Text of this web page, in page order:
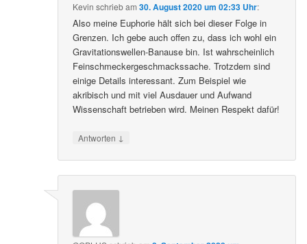
Kevin schriebam30. August 2020 um 02:33 Uhr:
Also meine Euphorie hält sich bei dieser Folge in
Grenzen. Ich gebe auch offen zu, dass ich wohl ein
Gravitationswellen-Banause bin. Ist wahrscheinlich
Feinschmeckergeschmackssache. Trotzdem sind
einige Details interessant. Zum Beispiel wie
akribisch und mit viel Ausdauer und Aufwand
Wissenschaft betrieben wird. Meinen Respekt dafür!
Antworten ↓